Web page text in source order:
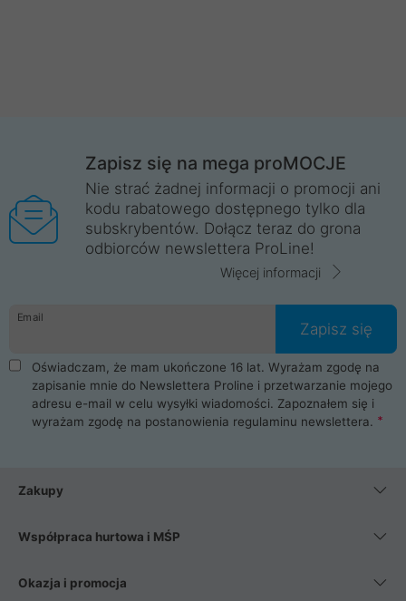
Zapisz się na mega proMOCJE
Nie strać żadnej informacji o promocji ani
kodu rabatowego dostępnego tylko dla
subskrybentów. Dołącz teraz do grona
odbiorców newslettera ProLine!
Więcej informacji
Email
Zapisz się
Oświadczam, że mam ukończone 16 lat. Wyrażam zgodę na
zapisanie mnie do Newslettera Proline i przetwarzanie mojego
adresu e-mail w celu wysyłki wiadomości. Zapoznałem się i
wyrażam zgodę na postanowienia regulaminu newslettera.
Zakupy
Współpraca hurtowa i MŚP
Okazja i promocja